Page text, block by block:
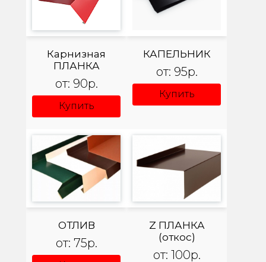
Карнизная
ПЛАНКА
от: 90р.
Купить
КАПЕЛЬНИК
от: 95р.
Купить
ОТЛИВ
от: 75р.
Z ПЛАНКА
(откос)
от: 100р.